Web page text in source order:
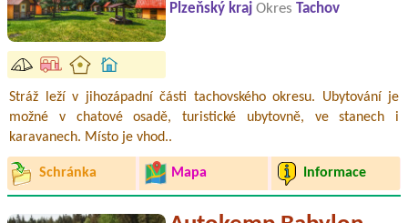
Plzeňský kraj Okres Tachov
Stráž leží v jihozápadní části tachovského okresu. Ubytování je
možné v chatové osadě, turistické ubytovně, ve stanech i
karavanech. Místo je vhod..
Schránka Mapa Informace